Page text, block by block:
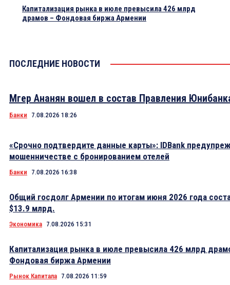
Капитализация рынка в июле превысила 426 млрд
драмов – Фондовая биржа Армении
ПОСЛЕДНИЕ НОВОСТИ
Мгер Ананян вошел в состав Правления
Банки 7.08.2026 18:26
«Срочно подтвердите данные карты»: IDBank
мошенничестве с бронированием отелей
Банки 7.08.2026 16:38
Общий госдолг Армении по итогам июня 2026 года
$13.9 млрд.
Экономика 7.08.2026 15:31
Капитализация рынка в июле превысила 426 млрд
Фондовая биржа Армении
Рынок Капитала 7.08.2026 11:59